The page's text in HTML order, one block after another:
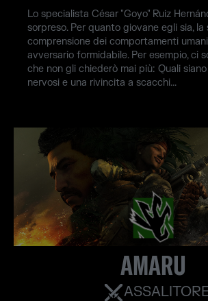
Lo specialista César "Goyo" Ruiz
sorpreso. Per quanto giovane egli sia, la
comprensione dei comportamenti
avversario formidabile. Per esempio, ci
che non gli chiederò mai più: Quali
nervosi e una rivincita a scacchi...
AMARU